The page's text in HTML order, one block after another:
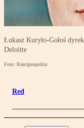
Łukasz Kuryło-Gołoś
Deloitte
Foto: Rzeczpospolita
Red